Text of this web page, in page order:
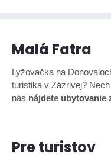
Malá Fatra
Lyžovačka na
turistika v Zázrivej?
nás nájdete ubytovanie
Pre turistov